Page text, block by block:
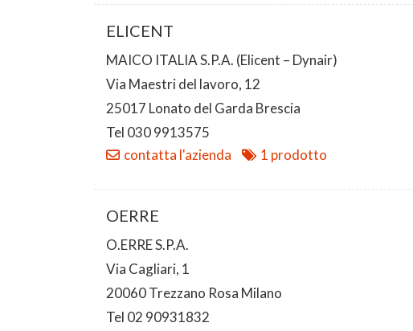
ELICENT
MAICO ITALIA S.P.A. (Elicent – Dynair)
Via Maestri del lavoro, 12
25017 Lonato del Garda Brescia
Tel 030 9913575
contatta l'azienda
1 prodotto
OERRE
O.ERRE S.P.A.
Via Cagliari, 1
20060 Trezzano Rosa Milano
Tel 02 90931832